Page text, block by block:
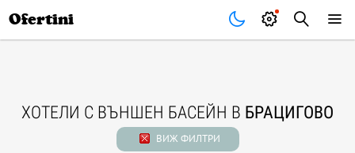
Ofertini
ХОТЕЛИ С ВЪНШЕН БАСЕЙН В БРАЦИГОВО
ВИЖ ФИЛТРИ